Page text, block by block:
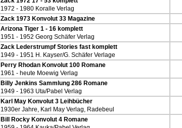
1972 - 1980 Koralle Verlag
Zack 1973 Konvolut 33 Magazine
Arizona Tiger 1 - 16 komplett
1951 - 1952 Georg Schäfer Verlag
Zack Lederstrumpf Stories fast komplett
1949 - 1951 H. Kayser/G. Schäfer Verlage
Perry Rhodan Konvolut 100 Romane
1961 - heute Moewig Verlag
Billy Jenkins Sammlung 286 Romane
1949 - 1963 Uta/Pabel Verlag
Karl May Konvolut 3 Leihbücher
1930er Jahre, Karl May Verlag, Radebeul
Bill Rocky Konvolut 4 Romane